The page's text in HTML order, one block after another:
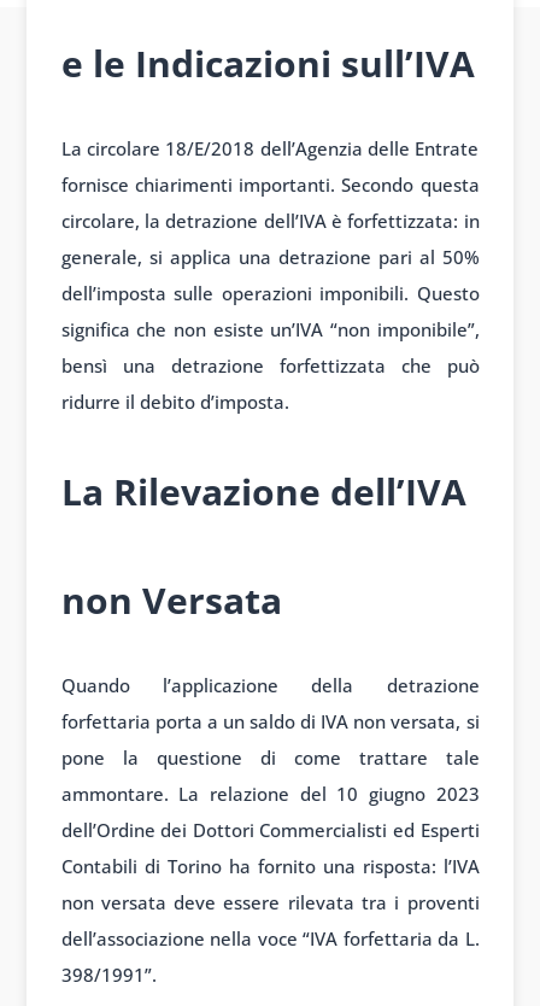
e le Indicazioni sull’IVA
La circolare 18/E/2018 dell’Agenzia delle Entrate
fornisce chiarimenti importanti. Secondo questa
circolare, la detrazione dell’IVA è forfettizzata: in
generale, si applica una detrazione pari al 50%
dell’imposta sulle operazioni imponibili. Questo
significa che non esiste un’IVA “non imponibile”,
bensì una detrazione forfettizzata che può
ridurre il debito d’imposta.
La Rilevazione dell’IVA
non Versata
Quando l’applicazione della detrazione
forfettaria porta a un saldo di IVA non versata, si
pone la questione di come trattare tale
ammontare. La relazione del 10 giugno 2023
dell’Ordine dei Dottori Commercialisti ed Esperti
Contabili di Torino ha fornito una risposta: l’IVA
non versata deve essere rilevata tra i proventi
dell’associazione nella voce “IVA forfettaria da L.
398/1991”.